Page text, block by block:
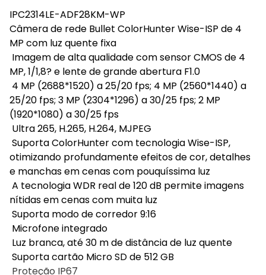
IPC2314LE-ADF28KM-WP
Câmera de rede Bullet ColorHunter Wise-ISP de 4
MP com luz quente fixa
Imagem de alta qualidade com sensor CMOS de 4
MP, 1/1,8? e lente de grande abertura F1.0
4 MP (2688*1520) a 25/20 fps; 4 MP (2560*1440) a
25/20 fps; 3 MP (2304*1296) a 30/25 fps; 2 MP
(1920*1080) a 30/25 fps
Ultra 265, H.265, H.264, MJPEG
Suporta ColorHunter com tecnologia Wise-ISP,
otimizando profundamente efeitos de cor, detalhes
e manchas em cenas com pouquíssima luz
A tecnologia WDR real de 120 dB permite imagens
nítidas em cenas com muita luz
Suporta modo de corredor 9:16
Microfone integrado
Luz branca, até 30 m de distância de luz quente
Suporta cartão Micro SD de 512 GB
Proteção IP67